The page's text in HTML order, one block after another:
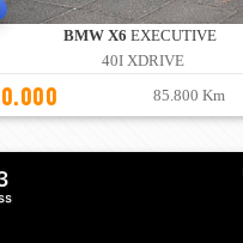
BMW X6 EXECUTIVE
40I XDRIVE
85.800 Km